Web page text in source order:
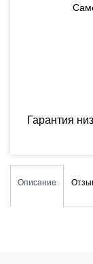
Гарантия
Описание